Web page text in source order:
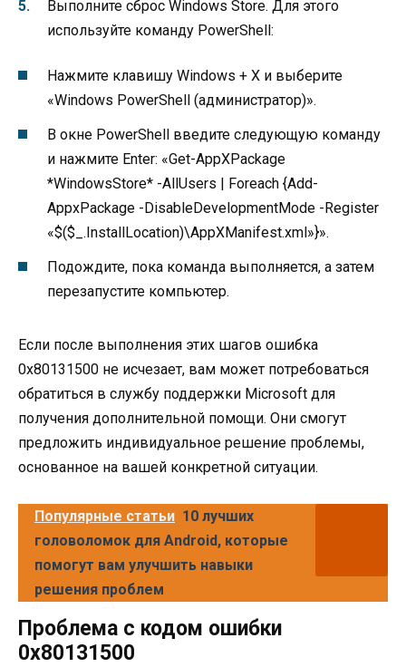
Выполните сброс Windows Store. Для этого
используйте команду PowerShell:
Нажмите клавишу Windows + X и выберите
«Windows PowerShell (администратор)».
В окне PowerShell введите следующую команду
и нажмите Enter: «Get-AppXPackage
*WindowsStore* -AllUsers | Foreach {Add-
AppxPackage -DisableDevelopmentMode -Register
«$($_.InstallLocation)\AppXManifest.xml»}».
Подождите, пока команда выполняется, а затем
перезапустите компьютер.
Если после выполнения этих шагов ошибка
0x80131500 не исчезает, вам может потребоваться
обратиться в службу поддержки Microsoft для
получения дополнительной помощи. Они смогут
предложить индивидуальное решение проблемы,
основанное на вашей конкретной ситуации.
Популярные статьи 10 лучших
головоломок для Android, которые
помогут вам улучшить навыки
решения проблем
Проблема с кодом ошибки
0x80131500